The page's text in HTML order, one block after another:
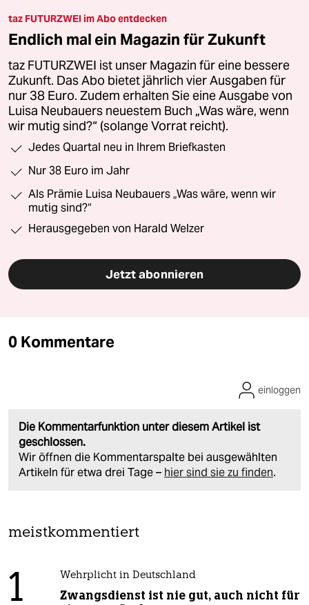
taz FUTURZWEI im Abo entdecken
Endlich mal ein Magazin für Zukunft
taz FUTURZWEI ist unser Magazin für eine bessere
Zukunft. Das Abo bietet jährlich vier Ausgaben für
nur 38 Euro. Zudem erhalten Sie eine Ausgabe von
Luisa Neubauers neuestem Buch „Was wäre, wenn
wir mutig sind?“ (solange Vorrat reicht).
Jedes Quartal neu in Ihrem Briefkasten
Nur 38 Euro im Jahr
Als Prämie Luisa Neubauers „Was wäre, wenn wir
mutig sind?“
Herausgegeben von Harald Welzer
Jetzt abonnieren
0 Kommentare
Die Kommentarfunktion unter diesem Artikel ist
geschlossen.
Wir öffnen die Kommentarspalte bei ausgewählten
Artikeln für etwa drei Tage – hier sind sie zu finden.
einloggen
meistkommentiert
1 Wehrplicht in Deutschland
Zwangsdienst ist nie gut, auch nicht für